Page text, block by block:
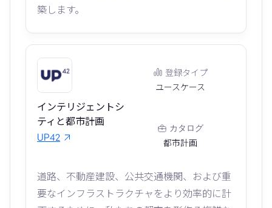
築します。
インテリジェントシ
ティと都市計画
UP42
登録タイプ
ユースケース
カタログ
都市計画
道路、不動産建設、公共交通機関、および重
要なインフラストラクチャをより効率的に計